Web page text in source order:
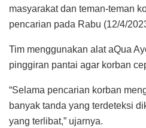
masyarakat dan teman-teman
pencarian pada Rabu (12/4/
Tim menggunakan alat aQua
pinggiran pantai agar korban
“Selama pencarian korban
banyak tanda yang terdeteksi
yang terlibat,” ujarnya.